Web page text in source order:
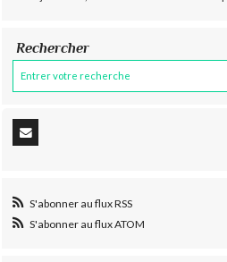
Rechercher
S'abonner au flux RSS
S'abonner au flux ATOM